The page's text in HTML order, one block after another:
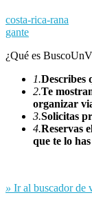
costa-rica-rana
gante
¿Qué es
1.Describes
2.Te
organizar
3.Solicitas
4.Reservas
que te lo
» Ir al buscador de